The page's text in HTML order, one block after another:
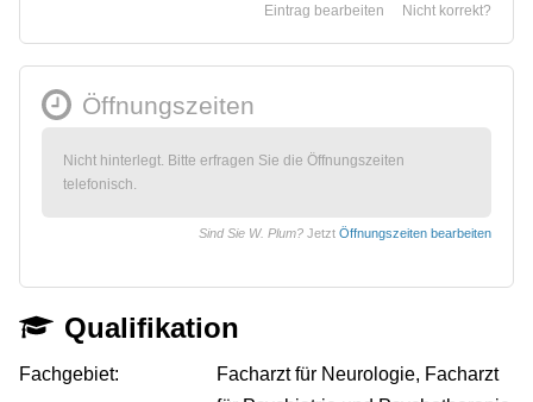
Nicht korrekt?
Eintrag bearbeiten
Öffnungszeiten
Nicht hinterlegt. Bitte erfragen Sie die Öffnungszeiten
telefonisch.
Sind Sie W. Plum? Jetzt Öffnungszeiten bearbeiten
Qualifikation
Fachgebiet:
Facharzt für Neurologie, Facharzt